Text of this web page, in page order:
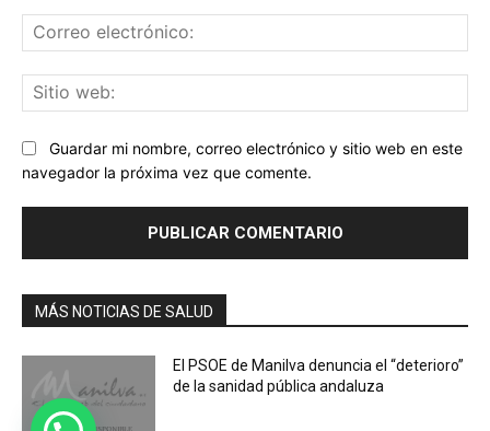
Guardar mi nombre, correo electrónico y sitio web en este
navegador la próxima vez que comente.
MÁS NOTICIAS DE SALUD
El PSOE de Manilva denuncia el “deterioro”
de la sanidad pública andaluza